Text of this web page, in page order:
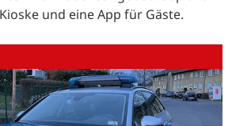
und eine App für Gäste.